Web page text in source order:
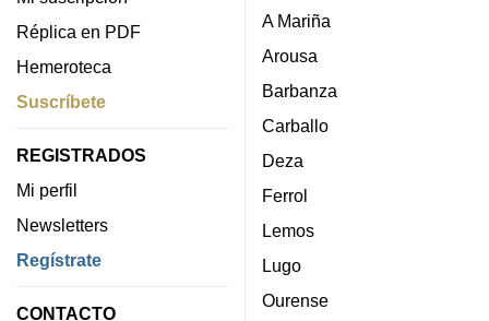
Réplica en PDF
Hemeroteca
Suscríbete
REGISTRADOS
Mi perfil
Newsletters
Regístrate
CONTACTO
A Mariña
Arousa
Barbanza
Carballo
Deza
Ferrol
Lemos
Lugo
Ourense